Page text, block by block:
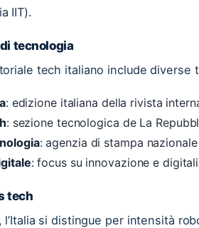
IIT).
tecnologia
tech italiano include diverse
: edizione italiana della rivista
: sezione tecnologica de La
: agenzia di stampa
: focus su innovazione e
tech
l’Italia si distingue per intensità